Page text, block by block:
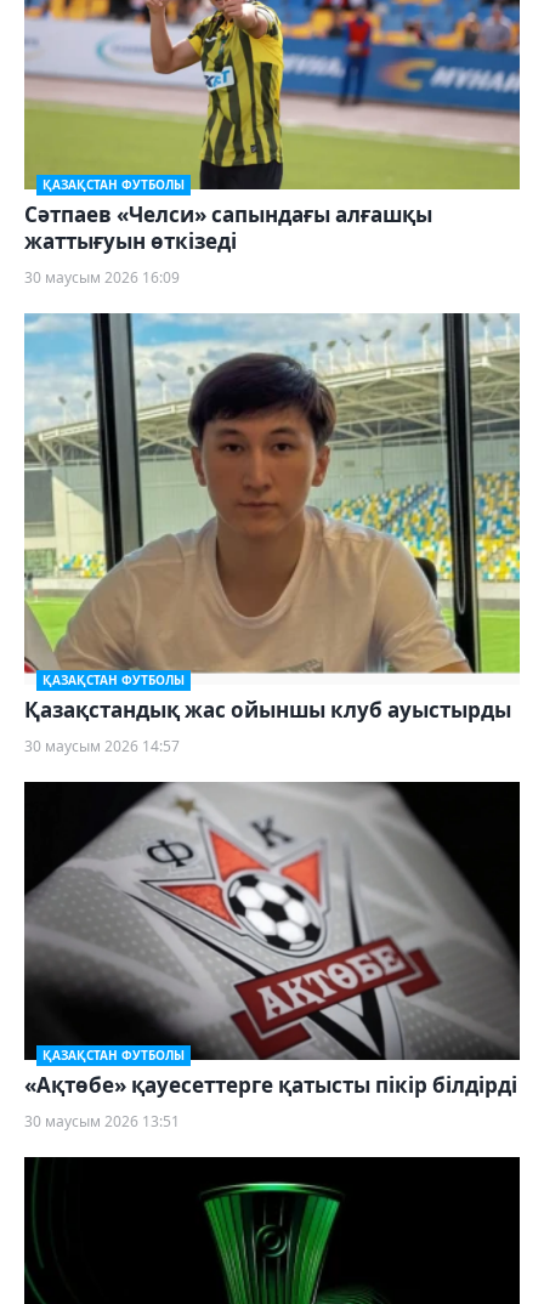
ҚАЗАҚСТАН ФУТБОЛЫ
Сәтпаев «Челси» сапындағы алғашқы
жаттығуын өткізеді
30 маусым 2026 16:09
ҚАЗАҚСТАН ФУТБОЛЫ
Қазақстандық жас ойыншы клуб ауыстырды
30 маусым 2026 14:57
ҚАЗАҚСТАН ФУТБОЛЫ
«Ақтөбе» қауесеттерге қатысты пікір білдірді
30 маусым 2026 13:51